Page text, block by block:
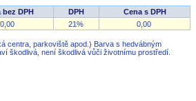
bez DPH DPH
Cena s DPH
0,00 21% 0,00
centra, parkoviště apod.) Barva s hedvábným
škodlivá, není škodlivá vůči životnímu prostředí.